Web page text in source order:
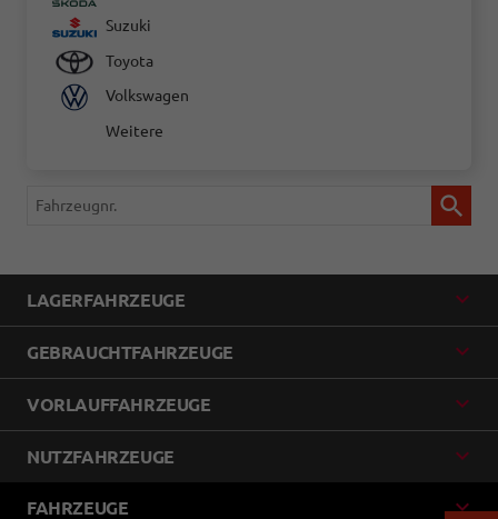
Suzuki
Toyota
Volkswagen
Weitere
Fahrzeugnr.
LAGERFAHRZEUGE
GEBRAUCHTFAHRZEUGE
VORLAUFFAHRZEUGE
NUTZFAHRZEUGE
FAHRZEUGE